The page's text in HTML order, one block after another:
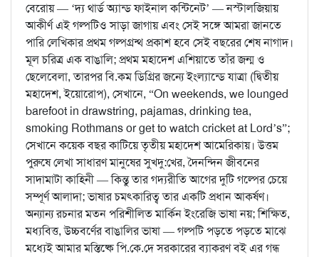
বেরোয় — ‘দ্য থার্ড অ্যান্ড ফাইনাল কন্টিনেট’ — নস্টালজিয়ায়
আকীর্ণ এই গল্পটিও সাড়া জাগায় এবং সেই সঙ্গে আমরা জানতে
পারি লেখিকার প্রথম গল্পগ্রন্থ প্রকাশ হবে সেই বছরের শেষ নাগাদ।
মূল চরিত্র এক বাঙালি; প্রথম মহাদেশ এশিয়াতে তাঁর জন্ম ও
ছেলেবেলা, তারপর বি.কম ডিগ্রির জন্যে ইংল্যান্ডে যাত্রা (দ্বিতীয়
মহাদেশ, ইয়োরোপ), সেখানে, “On weekends, we lounged
barefoot in drawstring, pajamas, drinking tea,
smoking Rothmans or get to watch cricket at Lord’s”;
সেখানে কয়েক বছর কাটিয়ে তৃতীয় মহাদেশ আমেরিকায়। উত্তম
পুরুষে লেখা সাধারণ মানুষের সুখদু:খের, দৈনন্দিন জীবনের
সাদামাটা কাহিনী — কিন্তু তার গদ্যরীতি আগের দুটি গল্পের চেয়ে
সম্পূর্ণ আলাদা; ভাষার চমৎকারিত্ব তার একটি প্রধান আকর্ষণ।
অন্যান্য রচনার মতন পরিশীলিত মার্কিন ইংরেজি ভাষা নয়; শিক্ষিত,
মধ্যবিত্ত, উচ্চবর্ণের বাঙালির ভাষা — গল্পটি পড়তে পড়তে মাঝে
মধ্যেই আমার মস্তিষ্কে পি.কে.দে সরকারের ব্যাকরণ বই এর গন্ধ